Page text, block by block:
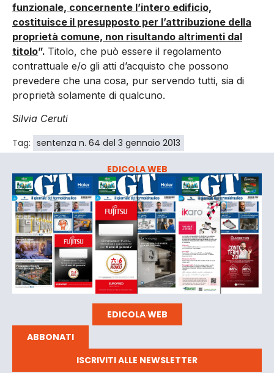
funzionale, concernente l’intero edificio,
costituisce il presupposto per l’attribuzione della
proprietà comune, non risultando altrimenti dal
titolo”. Titolo, che può essere il regolamento
contrattuale e/o gli atti d’acquisto che possono
prevedere che una cosa, pur servendo tutti, sia di
proprietà solamente di qualcuno.
Silvia Ceruti
Tag: sentenza n. 64 del 3 gennaio 2013
EDICOLA WEB
EDICOLA WEB
ABBONATI
ISCRIVITI ALLE NEWSLETTER